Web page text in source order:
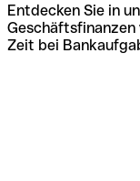
Entdecken Sie in
Geschäftsfinanzen
Zeit bei